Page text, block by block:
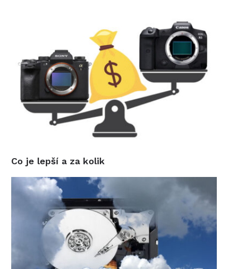
Co je lepší a za kolik